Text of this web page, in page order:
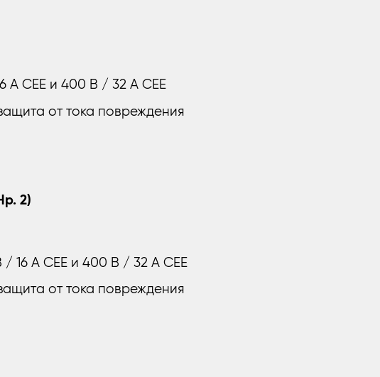
A CEE и 400 В / 32 A CEE
от тока повреждения
2)
16 A CEE и 400 В / 32 A CEE
от тока повреждения